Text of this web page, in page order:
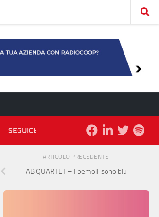
SEGUICI:
ARTICOLO PRECEDENTE
AB QUARTET – I bemolli sono blu